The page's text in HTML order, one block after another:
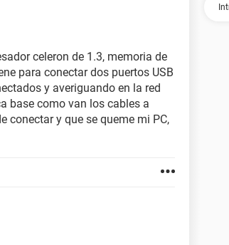
celeron de 1.3, memoria de
para conectar dos puertos USB
y averiguando en la red
base como van los cables a
conectar y que se queme mi PC,